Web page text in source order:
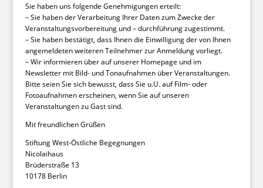
Sie haben uns folgende Genehmigungen erteilt:
– Sie haben der Verarbeitung Ihrer Daten zum Zwecke der
Veranstaltungsvorbereitung und – durchführung zugestimmt.
– Sie haben bestätigt, dass Ihnen die Einwilligung der von Ihnen
angemeldeten weiteren Teilnehmer zur Anmeldung vorliegt.
– Wir informieren über auf unserer Homepage und im
Newsletter mit Bild- und Tonaufnahmen über Veranstaltungen.
Bitte seien Sie sich bewusst, dass Sie u.U. auf Film- oder
Fotoaufnahmen erscheinen, wenn Sie auf unseren
Veranstaltungen zu Gast sind.
Mit freundlichen Grüßen
Stiftung West-Östliche Begegnungen
Nicolaihaus
Brüderstraße 13
10178 Berlin